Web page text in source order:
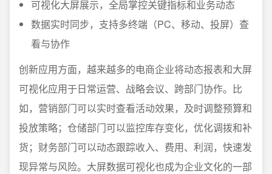
可视化大屏展示，全局掌控关键指标和业务动态
数据实时同步，支持多终端（PC、移动、投屏）查
看与协作
创新应用方面，越来越多的电商企业将动态报表和大屏
可视化应用于日常运营、战略会议、跨部门协作。比
如，营销部门可以实时查看活动效果，及时调整预算和
投放策略；仓储部门可以监控库存变化，优化调拨和补
货；财务部门可以动态跟踪收入、费用、利润，快速发
现异常与风险。大屏数据可视化也成为企业文化的一部